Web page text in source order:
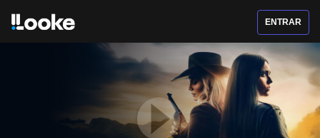
ENTRAR